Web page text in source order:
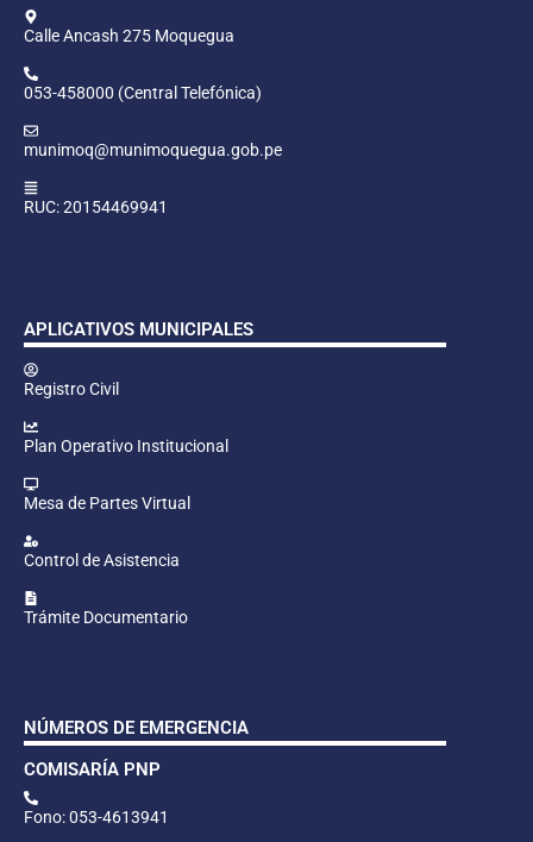
Calle Ancash 275 Moquegua
053-458000 (Central Telefónica)
munimoq@munimoquegua.gob.pe
RUC: 20154469941
APLICATIVOS MUNICIPALES
Registro Civil
Plan Operativo Institucional
Mesa de Partes Virtual
Control de Asistencia
Trámite Documentario
NÚMEROS DE EMERGENCIA
COMISARÍA PNP
Fono: 053-4613941